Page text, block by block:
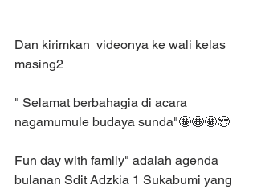
Dan kirimkan  videonya ke wali kelas
masing2
" Selamat berbahagia di acara
nagamumule budaya sunda"🤩🤩🤩😍
Fun day with family" adalah agenda
bulanan Sdit Adzkia 1 Sukabumi yang